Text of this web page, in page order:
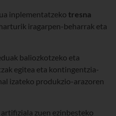
inplementatzeko tresna
iragarpen-beharrak eta
baliozkotzeko eta
egitea eta kontingentzia-
izateko produkzio-arazoren
zuen ezinbesteko